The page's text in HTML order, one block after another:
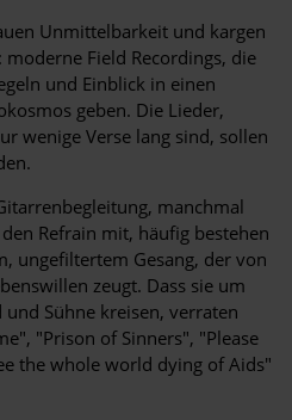
Unmittelbarkeit und kargen
Field Recordings, die
und Einblick in einen
geben. Die Lieder,
wenige Verse lang sind, sollen
manchmal
Refrain mit, häufig bestehen
ungefiltertem Gesang, der von
zeugt. Dass sie um
Sühne kreisen, verraten
"Prison of Sinners", "Please
the whole world dying of Aids"